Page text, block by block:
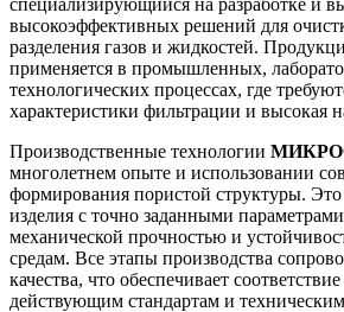
высокоэффективных решений для
разделения газов и жидкостей.
применяется в промышленных,
технологических процессах, где
характеристики фильтрации и высокая
Производственные технологии
многолетнем опыте и использовании
формирования пористой структуры. Это
изделия с точно заданными
механической прочностью и
средам. Все этапы производства
качества, что обеспечивает
действующим стандартам и